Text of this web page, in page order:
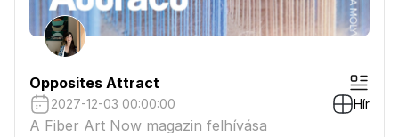
Opposites Attract
2027-12-03 00:00:00 Hír
A Fiber Art Now magazin felhívása